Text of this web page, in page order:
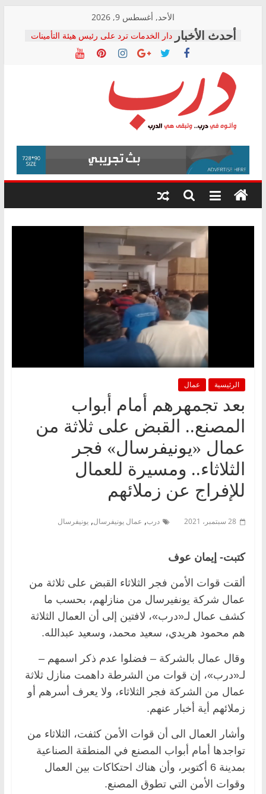
content
الأحد, أغسطس 9, 2026
دار الخدمات ترد على رئيس هيئة التأمينات
بعد مؤتمره الصحفي: إنكار الأزمة لا ينهي
معاناة أصحاب المعاشات.. ونطالب بكشف
فرحات سليمان يكتب: القطاع الصحي إلى
أين؟
حزب التحالف الشعبي يطلق لجنة “الحق
في الصحة” بالإسكندرية لرصد الانتهاكات
ودعم المرضى
الوزاري لمدينة الصحفيين.. وانتهاء أعمال
إنشاء المبنى الإداري
المجلس القومي لحقوق الإنسان يعلن
متابعة قضية الدكتور محمد زهران.. ويؤكد:
قرينة البراءة وضمانات المحاكمة العادلة
درب
وأتوه
درب..
وتبقى
هي
الرئيسية عمال
بعد تجمهرهم أمام أبواب
المصنع.. القبض على ثلاثة من
عمال «يونيفرسال» فجر
الثلاثاء.. ومسيرة للعمال
للإفراج عن زملائهم
28 سبتمبر، 2021 درب, عمال يونيفرسال, يونيفرسال
كتبت- إيمان عوف
ألقت قوات الأمن فجر الثلاثاء القبض على ثلاثة من
عمال شركة يونفيرسال من منازلهم، بحسب ما
كشف عمال لـ«درب»، لافتين إلى أن العمال الثلاثة
هم محمود هريدي، سعيد محمد، وسعيد عبدالله.
وقال عمال بالشركة – فضلوا عدم ذكر اسمهم –
لـ«درب»، إن قوات من الشرطة داهمت منازل ثلاثة
عمال من الشركة فجر الثلاثاء، ولا يعرف أسرهم أو
زملائهم أية أخبار عنهم.
وأشار العمال الى أن قوات الأمن كثفت، الثلاثاء من
تواجدها أمام أبواب المصنع في المنطقة الصناعية
بمدينة 6 أكتوبر، وأن هناك احتكاكات بين العمال
وقوات الأمن التي تطوق المصنع.